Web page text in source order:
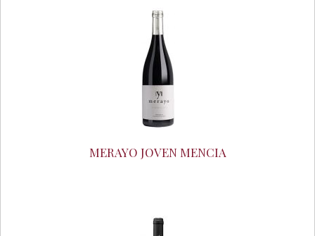
MERAYO JOVEN MENCIA